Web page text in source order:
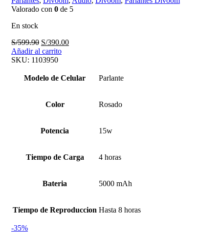
Valorado con 0 de 5
En stock
S/599.90 El
precio
original
S/599.90.
S/390.00El
S/390.00.
Añadir al carrito
SKU: 1103950
Modelo de Celular Parlante
Color Rosado
Potencia 15w
Tiempo de Carga 4 horas
Bateria 5000 mAh
Tiempo de Reproduccion Hasta 8 horas
-35%